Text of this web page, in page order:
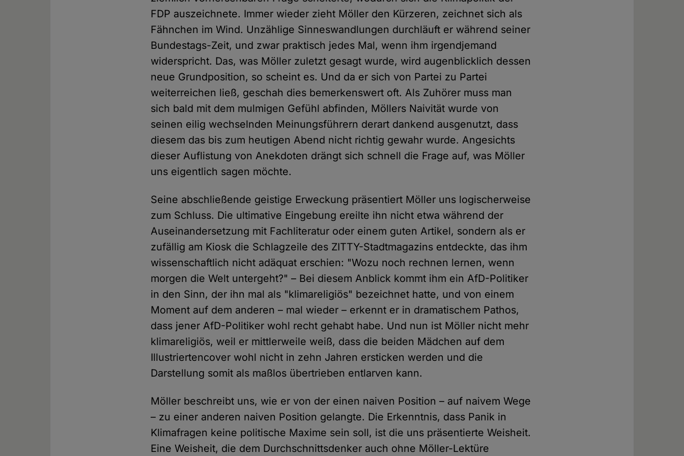
FDP auszeichnete. Immer wieder zieht Möller den Kürzeren, zeichnet sich als
Fähnchen im Wind. Unzählige Sinneswandlungen durchläuft er während seiner
Bundestags-Zeit, und zwar praktisch jedes Mal, wenn ihm irgendjemand
widerspricht. Das, was Möller zuletzt gesagt wurde, wird augenblicklich dessen
neue Grundposition, so scheint es. Und da er sich von Partei zu Partei
weiterreichen ließ, geschah dies bemerkenswert oft. Als Zuhörer muss man
sich bald mit dem mulmigen Gefühl abfinden, Möllers Naivität wurde von
seinen eilig wechselnden Meinungsführern derart dankend ausgenutzt, dass
diesem das bis zum heutigen Abend nicht richtig gewahr wurde. Angesichts
dieser Auflistung von Anekdoten drängt sich schnell die Frage auf, was Möller
uns eigentlich sagen möchte.
Seine abschließende geistige Erweckung präsentiert Möller uns logischerweise
zum Schluss. Die ultimative Eingebung ereilte ihn nicht etwa während der
Auseinandersetzung mit Fachliteratur oder einem guten Artikel, sondern als er
zufällig am Kiosk die Schlagzeile des ZITTY-Stadtmagazins entdeckte, das ihm
wissenschaftlich nicht adäquat erschien: "Wozu noch rechnen lernen, wenn
morgen die Welt untergeht?" – Bei diesem Anblick kommt ihm ein AfD-Politiker
in den Sinn, der ihn mal als "klimareligiös" bezeichnet hatte, und von einem
Moment auf dem anderen – mal wieder – erkennt er in dramatischem Pathos,
dass jener AfD-Politiker wohl recht gehabt habe. Und nun ist Möller nicht mehr
klimareligiös, weil er mittlerweile weiß, dass die beiden Mädchen auf dem
Illustriertencover wohl nicht in zehn Jahren ersticken werden und die
Darstellung somit als maßlos übertrieben entlarven kann.
Möller beschreibt uns, wie er von der einen naiven Position – auf naivem Wege
– zu einer anderen naiven Position gelangte. Die Erkenntnis, dass Panik in
Klimafragen keine politische Maxime sein soll, ist die uns präsentierte Weisheit.
Eine Weisheit, die dem Durchschnittsdenker auch ohne Möller-Lektüre